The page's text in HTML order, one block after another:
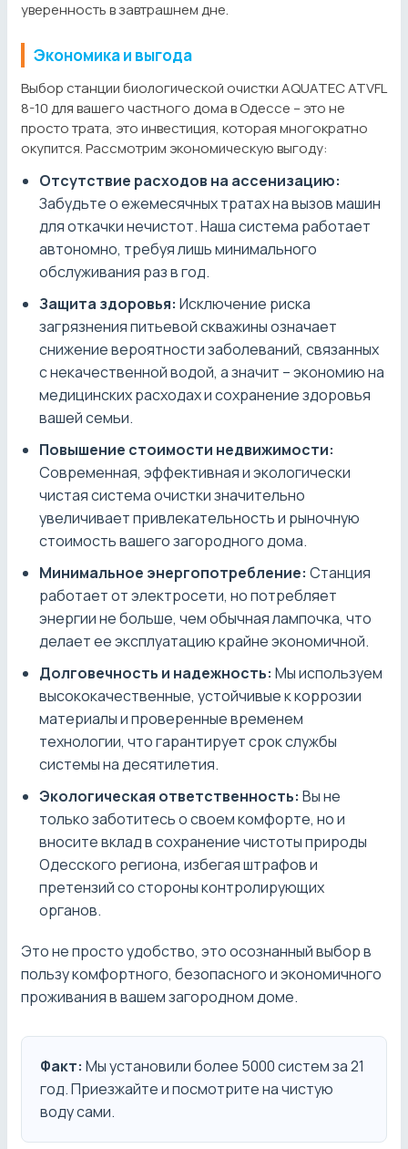
уверенность в завтрашнем дне.
Экономика и выгода
Выбор станции биологической очистки AQUATEC ATVFL
8-10 для вашего частного дома в Одессе – это не
просто трата, это инвестиция, которая многократно
окупится. Рассмотрим экономическую выгоду:
Отсутствие расходов на ассенизацию:
Забудьте о ежемесячных тратах на вызов машин
для откачки нечистот. Наша система работает
автономно, требуя лишь минимального
обслуживания раз в год.
Защита здоровья: Исключение риска
загрязнения питьевой скважины означает
снижение вероятности заболеваний, связанных
с некачественной водой, а значит – экономию на
медицинских расходах и сохранение здоровья
вашей семьи.
Повышение стоимости недвижимости:
Современная, эффективная и экологически
чистая система очистки значительно
увеличивает привлекательность и рыночную
стоимость вашего загородного дома.
Минимальное энергопотребление: Станция
работает от электросети, но потребляет
энергии не больше, чем обычная лампочка, что
делает ее эксплуатацию крайне экономичной.
Долговечность и надежность: Мы используем
высококачественные, устойчивые к коррозии
материалы и проверенные временем
технологии, что гарантирует срок службы
системы на десятилетия.
Экологическая ответственность: Вы не
только заботитесь о своем комфорте, но и
вносите вклад в сохранение чистоты природы
Одесского региона, избегая штрафов и
претензий со стороны контролирующих
органов.
Это не просто удобство, это осознанный выбор в
пользу комфортного, безопасного и экономичного
проживания в вашем загородном доме.
Факт: Мы установили более 5000 систем за 21
год. Приезжайте и посмотрите на чистую
воду сами.